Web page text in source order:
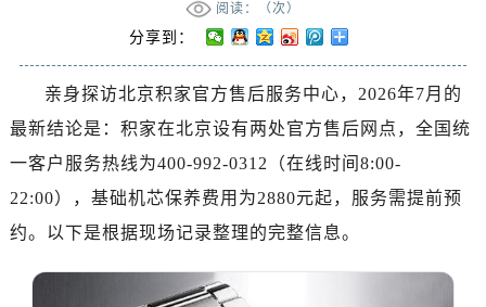
阅读：（次）
分享到：
亲身探访北京积家官方售后服务中心，2026年7月的
最新结论是：积家在北京设有两处官方售后网点，全国统
一客户服务热线为400-992-0312（在线时间8:00-
22:00），基础机芯保养费用为2880元起，服务需提前预
约。以下是根据现场记录整理的完整信息。